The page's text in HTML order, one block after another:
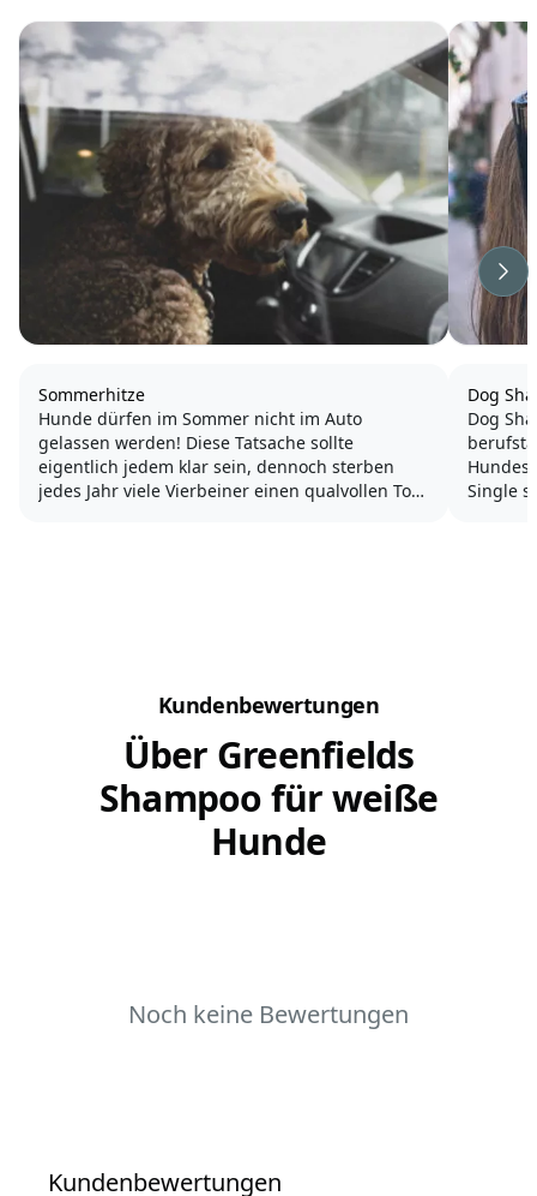
Sommerhitze
Hunde dürfen im Sommer nicht im Auto
gelassen werden! Diese Tatsache sollte
eigentlich jedem klar sein, dennoch sterben
jedes Jahr viele Vierbeiner einen qualvollen Tod,
Dog
Dog
Hundes
Single
Kundenbewertungen
Über Greenfields
Shampoo für weiße
Hunde
Noch keine Bewertungen
Kundenbewertungen